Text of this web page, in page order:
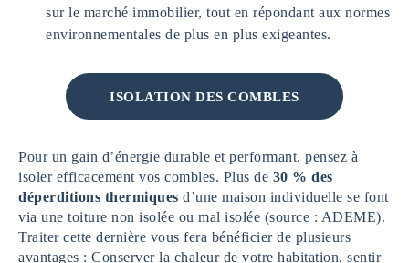
sur le marché immobilier, tout en répondant aux normes
environnementales de plus en plus exigeantes.
ISOLATION DES COMBLES
Pour un gain d’énergie durable et performant, pensez à
isoler efficacement vos combles. Plus de 30 % des
déperditions thermiques d’une maison individuelle se font
via une toiture non isolée ou mal isolée (source : ADEME).
Traiter cette dernière vous fera bénéficier de plusieurs
avantages : Conserver la chaleur de votre habitation, sentir